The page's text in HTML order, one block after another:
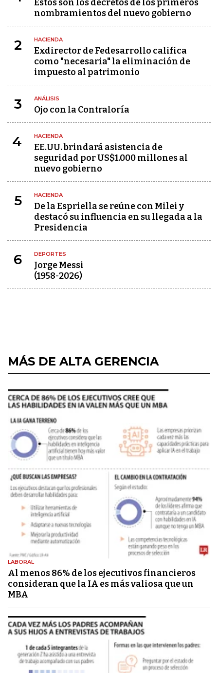
Estos son los decretos de los primeros
nombramientos del nuevo gobierno
2 HACIENDA
Exdirector de Fedesarrollo califica
como "necesaria" la eliminación de
impuesto al patrimonio
3 ANÁLISIS
Ojo con la Contraloría
4 HACIENDA
EE.UU. brindará asistencia de
seguridad por US$1.000 millones al
nuevo gobierno
5 HACIENDA
De la Espriella se reúne con Milei y
destacó su influencia en su llegada a la
Presidencia
6 DEPORTES
Jorge Messi
(1958-2026)
MÁS DE ALTA GERENCIA
LABORAL
Al menos 86% de los ejecutivos financieros
consideran que la IA es más valiosa que un
MBA